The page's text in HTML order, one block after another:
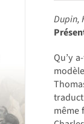
Dupin,
Qu’y
même